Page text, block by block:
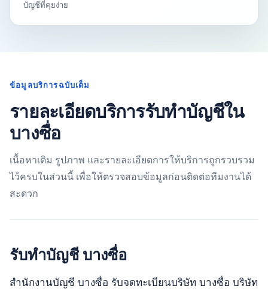
บัญชีที่คุยง่าย
ข้อมูลบริการฉบับเต็ม
รายละเอียดบริการรับทำบัญชีใน
บางซื่อ
เนื้อหาเดิม รูปภาพ และรายละเอียดการให้บริการถูกรวบรวม
ไว้ครบในส่วนนี้ เพื่อให้ตรวจสอบข้อมูลก่อนติดต่อทีมงานได้
สะดวก
รับทำบัญชี บางซื่อ
สำนักงานบัญชี บางซื่อ รับจดทะเบียนบริษัท บางซื่อ บริษัท